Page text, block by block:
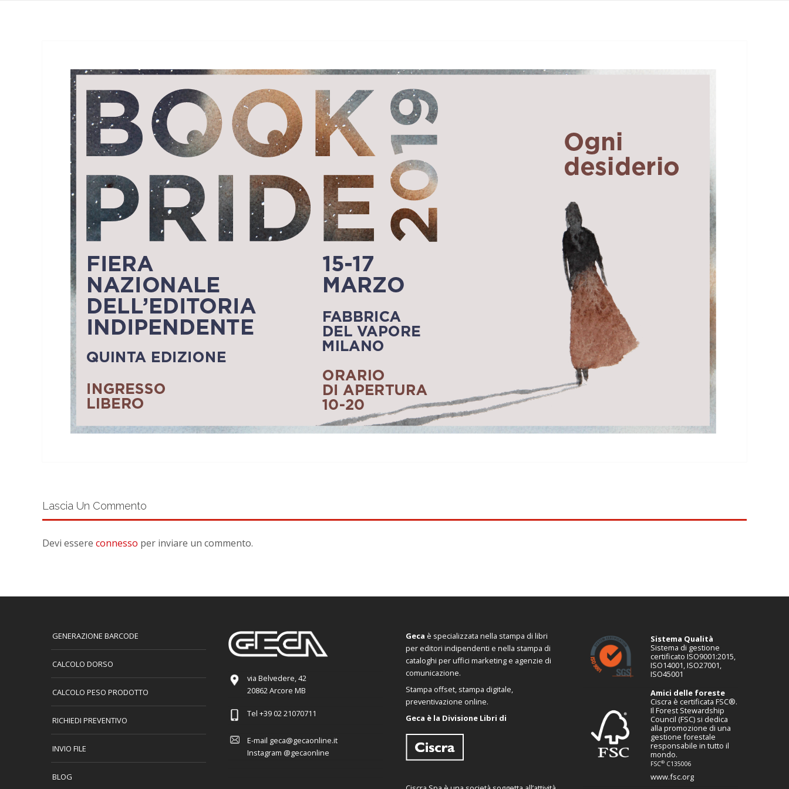
Lascia Un Commento
Devi essere connesso per inviare un commento.
GENERAZIONE BARCODE
CALCOLO DORSO
CALCOLO PESO PRODOTTO
RICHIEDI PREVENTIVO
INVIO FILE
BLOG
via Belvedere, 42
20862 Arcore MB
Tel +39 02 21070711
E-mail geca@gecaonline.it
Instagram @gecaonline
Geca è specializzata nella stampa di libri
per editori indipendenti e nella stampa di
cataloghi per uffici marketing e agenzie di
comunicazione.
Stampa offset, stampa digitale,
preventivazione online.
Geca è la Divisione Libri di
Sistema Qualità
Sistema di gestione
certificato ISO9001:2015,
ISO14001, ISO27001,
ISO45001
Amici delle foreste
Ciscra è certificata FSC®.
Il Forest Stewardship
Council (FSC) si dedica
alla promozione di una
gestione forestale
responsabile in tutto il
mondo.
FSC®C135006
www.fsc.org